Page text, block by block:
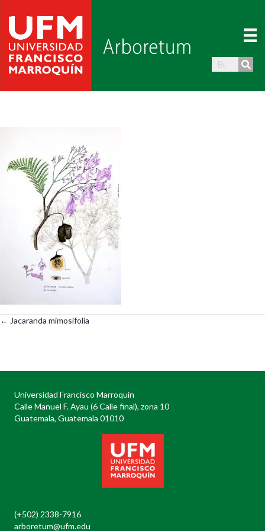
Posts
← Jacaranda mimosifolia
Universidad Francisco Marroquín
Calle Manuel F. Ayau (6 Calle final), zona 10
Guatemala, Guatemala 01010
(+502) 2338-7916
arboretum@ufm.edu